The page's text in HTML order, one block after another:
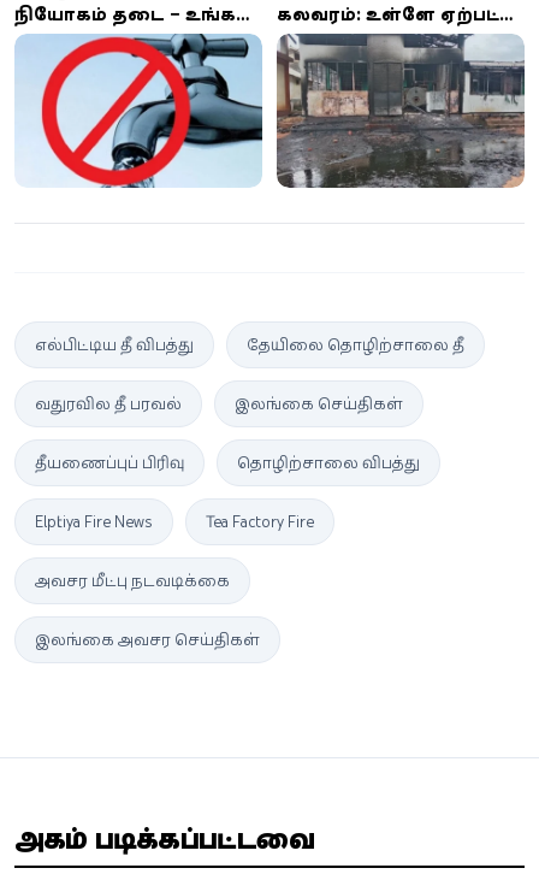
விநியோகம் தடை – உங்கள்
பகுதி பட்டியலில்
உள்ளதா? முழு விவரங்கள்
இதோ!
கலவரம்: உள்ளே ஏற்பட்ட
சேதங்களை
வெளிக்காட்டும்
புகைப்படங்கள்!
எல்பிட்டிய தீ விபத்து தேயிலை தொழிற்சாலை தீ
வதுரவில தீ பரவல் இலங்கை செய்திகள்
தீயணைப்புப் பிரிவு தொழிற்சாலை விபத்து
Elpitiya Fire News Tea Factory Fire
அவசர மீட்பு நடவடிக்கை
இலங்கை அவசர செய்திகள்
அதிகம் படிக்கப்பட்டவை